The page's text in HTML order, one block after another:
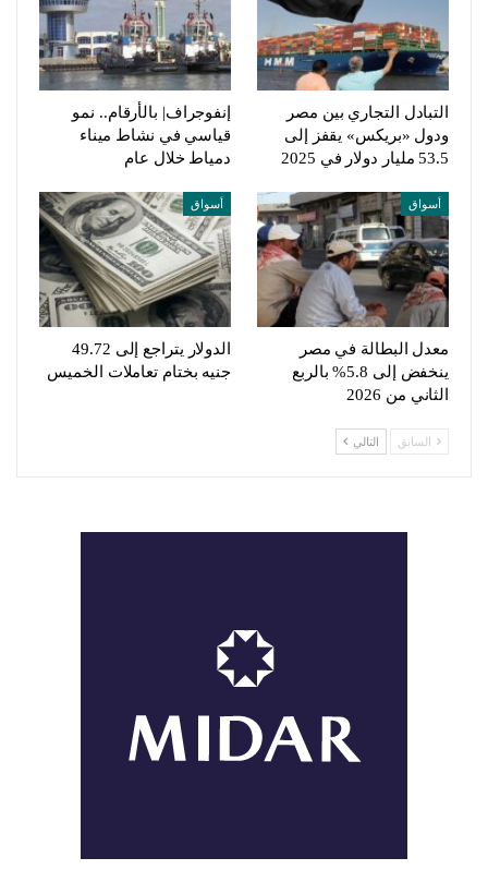
التبادل التجاري بين مصر
ودول «بريكس» يقفز إلى
53.5 مليار دولار في 2025
إنفوجراف| بالأرقام.. نمو
قياسي في نشاط ميناء
دمياط خلال عام
أسواق
معدل البطالة في مصر
ينخفض إلى 5.8% بالربع
الثاني من 2026
أسواق
الدولار يتراجع إلى 49.72
جنيه بختام تعاملات الخميس
السابق التالي